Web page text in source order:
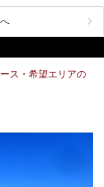
なく、交流できる施
ーマパーク”のようなス
の注目ポイントに分け
ス・希望エリアの